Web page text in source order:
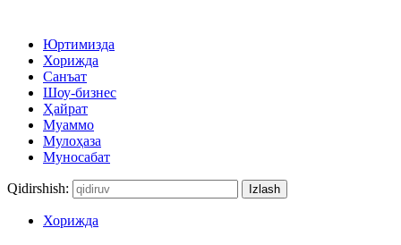
Юртимизда
Хорижда
Санъат
Шоу-бизнес
Ҳайрат
Муаммо
Мулоҳаза
Муносабат
Qidirshish:
Хорижда